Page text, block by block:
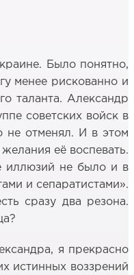
Было понятно,
менее рискованно и
таланта. Александр
советских войск в
не отменял. И в этом
её воспевать.
иллюзий не было и в
и сепаратистами».
сразу два резона.
я прекрасно
истинных воззрений